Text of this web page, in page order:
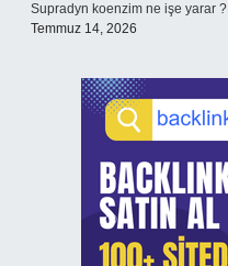
Supradyn koenzim ne işe yarar ?
Temmuz 14, 2026